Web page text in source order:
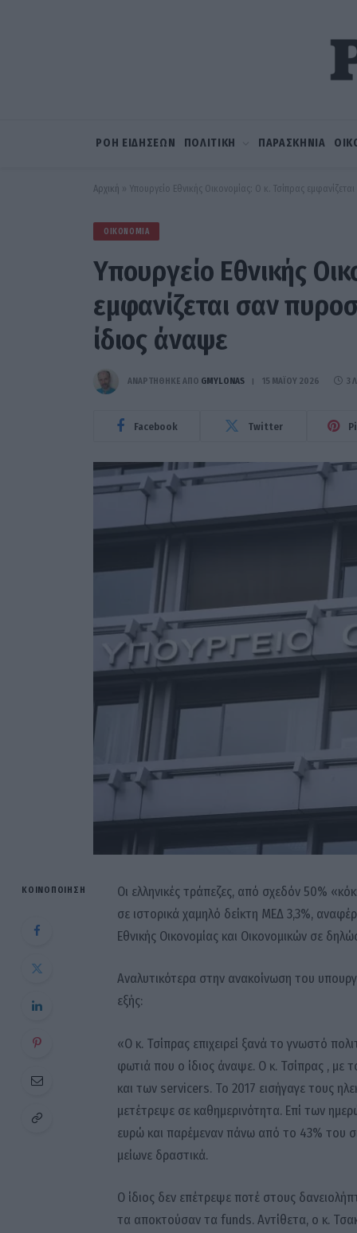
ΡΟΗ ΕΙΔΗΣΕΩΝ ΠΟΛΙΤΙΚΗ ΠΑΡΑΣΚΗΝΙΑ
Αρχική » Yπουργείο Εθνικής Οικονομίας: Ο κ. Τσίπρας
ΟΙΚΟΝΟΜΊΑ
Yπουργείο Εθνικής
εμφανίζεται σαν
ίδιος άναψε
ΑΝΑΡΤΗΘΗΚΕ ΑΠΟ GMYLONAS 15 ΜΑΪ́ΟΥ 2026 3
Facebook Twitter
ΚΟΙΝΟΠΟΊΗΣΗ
Οι ελληνικές τράπεζες, από σχεδόν 50%
σε ιστορικά χαμηλό δείκτη ΜΕΔ 3,3%,
Εθνικής Οικονομίας και Οικονομικών σε
Αναλυτικότερα στην ανακοίνωση του
εξής:
«Ο κ. Τσίπρας επιχειρεί ξανά το γνωστό
φωτιά που ο ίδιος άναψε. Ο κ. Τσίπρας , με
και των servicers. Το 2017 εισήγαγε τους
μετέτρεψε σε καθημερινότητα. Επί των
ευρώ και παρέμεναν πάνω από το 43% του
μείωνε δραστικά.
Ο ίδιος δεν επέτρεψε ποτέ στους
τα αποκτούσαν τα funds. Αντίθετα, ο κ.